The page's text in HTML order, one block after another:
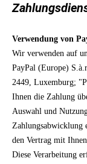
Verwendung von
Wir verwenden auf
PayPal (Europe)
2449, Luxemburg;
Ihnen die Zahlung
Auswahl und
Zahlungsabwicklung
den Vertrag mit
Diese Verarbeitung